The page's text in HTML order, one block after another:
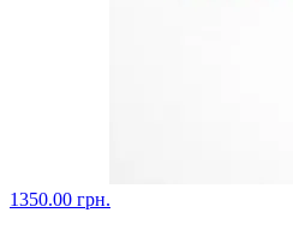
1350.00 грн.